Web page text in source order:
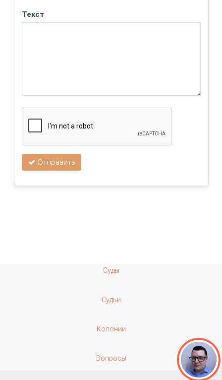
Текст
Отправить
Суды
Судьи
Колонии
Вопросы